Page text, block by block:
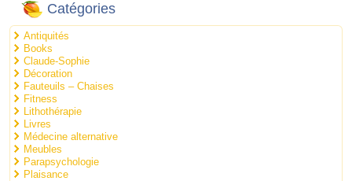
Catégories
Antiquités
Books
Claude-Sophie
Décoration
Fauteuils – Chaises
Fitness
Lithothérapie
Livres
Médecine alternative
Meubles
Parapsychologie
Plaisance